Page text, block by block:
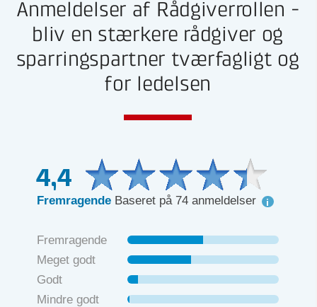
Anmeldelser af Rådgiverrollen -
bliv en stærkere rådgiver og
sparringspartner tværfagligt og
for ledelsen
4,4
Fremragende Baseret på 74 anmeldelser
Fremragende
Meget godt
Godt
Mindre godt